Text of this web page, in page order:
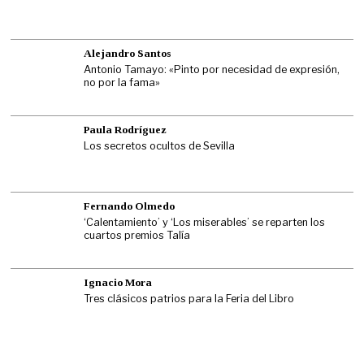
Alejandro Santos
Antonio Tamayo: «Pinto por necesidad de expresión,
no por la fama»
Paula Rodríguez
Los secretos ocultos de Sevilla
Fernando Olmedo
‘Calentamiento’ y ‘Los miserables’ se reparten los
cuartos premios Talía
Ignacio Mora
Tres clásicos patrios para la Feria del Libro